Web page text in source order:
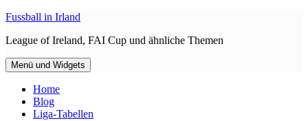
Zum
springen
Fussball in Irland
League of Ireland, FAI Cup und ähnliche Themen
Menü und Widgets
Home
Blog
Liga-Tabellen